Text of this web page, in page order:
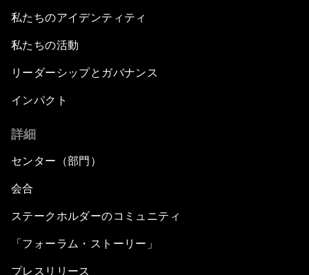
私たちのアイデンティティ
私たちの活動
リーダーシップとガバナンス
インパクト
詳細
センター（部門）
会合
ステークホルダーのコミュニティ
「フォーラム・ストーリー」
プレスリリース